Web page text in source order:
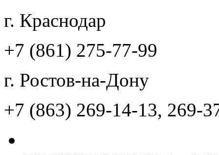
г. Краснодар
+7 (861) 275-77-99
г. Ростов-на-Дону
+7 (863) 269-14-13, 269-